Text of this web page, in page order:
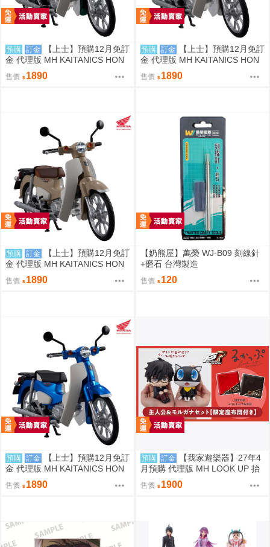
預購 訂金
【上士】預購12月免訂
金 代理版 MH KAITANICS HON
DA Super Cub 110 綠金屬色 091
4
售價 1890
預購 訂金
【上士】預購12月免訂
金 代理版 MH KAITANICS HON
DA Super Cub 110 古典白 0914
售價 1890
預購 訂金
【上士】預購12月免訂
金 代理版 MH KAITANICS HON
DA Super Cub 110 米色 0914
售價 1890
【奶熊屋】萬榮 WJ-B09 刻線針
+磨石 台灣製造
售價 120
預購 訂金
【上士】預購12月免訂
金 代理版 MH KAITANICS HON
DA Super Cub 110 閃耀藍金屬色
0914
售價 1890
預購 訂金
【我家遊樂器】27年4
月預購 代理版 MH LOOK UP 抬
頭系列 女神異聞錄5 皇家版 Joke
r＆摩爾 特典版
售價 1900